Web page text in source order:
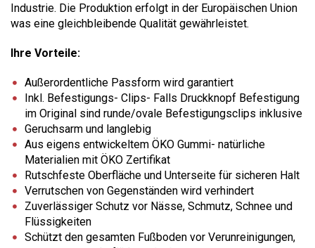
Industrie. Die Produktion erfolgt in der Europäischen Union
was eine gleichbleibende Qualität gewährleistet.
Ihre Vorteile:
Außerordentliche Passform wird garantiert
Inkl. Befestigungs- Clips- Falls Druckknopf Befestigung
im Original sind runde/ovale Befestigungsclips inklusive
Geruchsarm und langlebig
Aus eigens entwickeltem ÖKO Gummi- natürliche
Materialien mit ÖKO Zertifikat
Rutschfeste Oberfläche und Unterseite für sicheren Halt
Verrutschen von Gegenständen wird verhindert
Zuverlässiger Schutz vor Nässe, Schmutz, Schnee und
Flüssigkeiten
Schützt den gesamten Fußboden vor Verunreinigungen,